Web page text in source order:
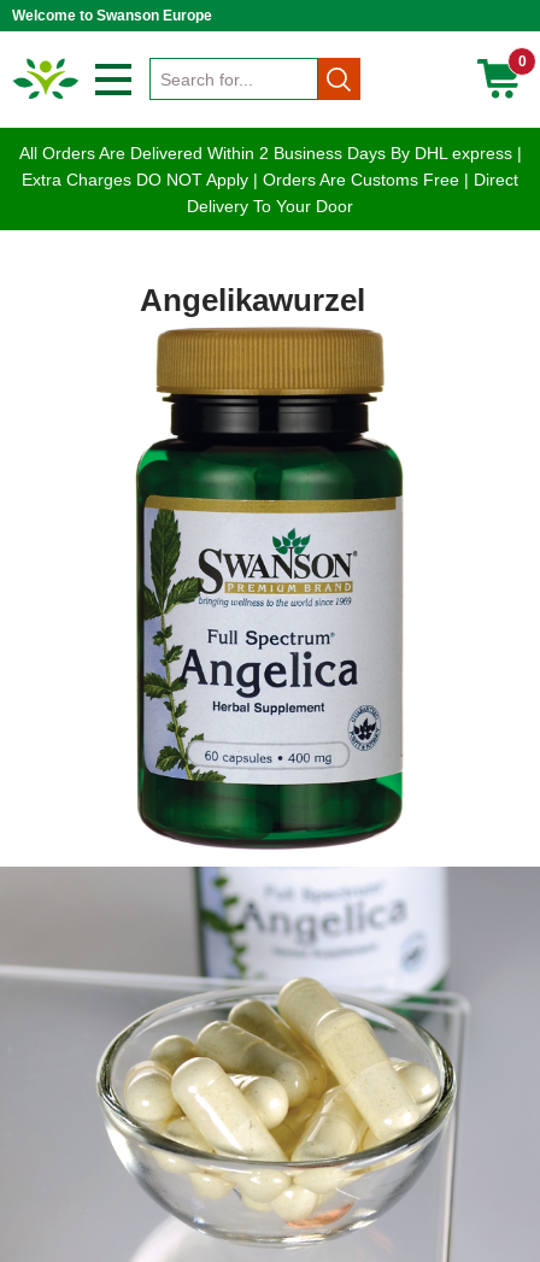
Welcome to Swanson Europe
0
All Orders Are Delivered Within 2 Business Days By DHL express |
Extra Charges DO NOT Apply | Orders Are Customs Free | Direct
Delivery To Your Door
Angelikawurzel